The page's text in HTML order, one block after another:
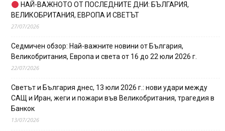
НАЙ-ВАЖНОТО ОТ ПОСЛЕДНИТЕ ДНИ: БЪЛГАРИЯ,
ВЕЛИКОБРИТАНИЯ, ЕВРОПА И СВЕТЪТ
27/07/2026
Седмичен обзор: Най-важните новини от България,
Великобритания, Европа и света от 16 до 22 юли 2026 г.
22/07/2026
Светът и България днес, 13 юли 2026 г.: нови удари между
САЩ и Иран, жеги и пожари във Великобритания, трагедия в
Банкок
13/07/2026